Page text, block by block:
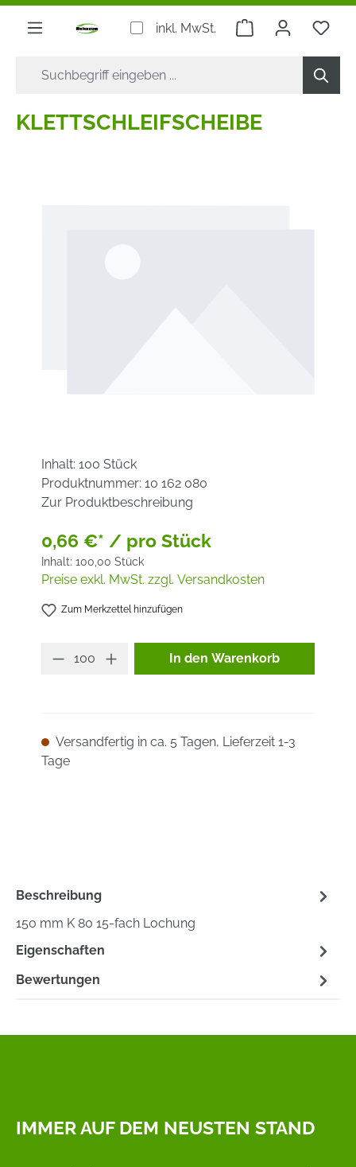
springen
inkl. MwSt. Warenkorb
KLETTSCHLEIFSCHEIBE
Inhalt: 100 Stück
Produktnummer: 10 162 080
Zur Produktbeschreibung
0,66 €* / pro Stück
Inhalt: 100,00 Stück
Preise exkl. MwSt. zzgl. Versandkosten
Zum Merkzettel hinzufügen
Produkt Anzahl: Gib den
In den Warenkorb
Versandfertig in ca. 5 Tagen, Lieferzeit 1-3
Tage
Beschreibung
150 mm K 80 15-fach Lochung
Eigenschaften
Bewertungen
IMMER AUF DEM NEUSTEN STAND